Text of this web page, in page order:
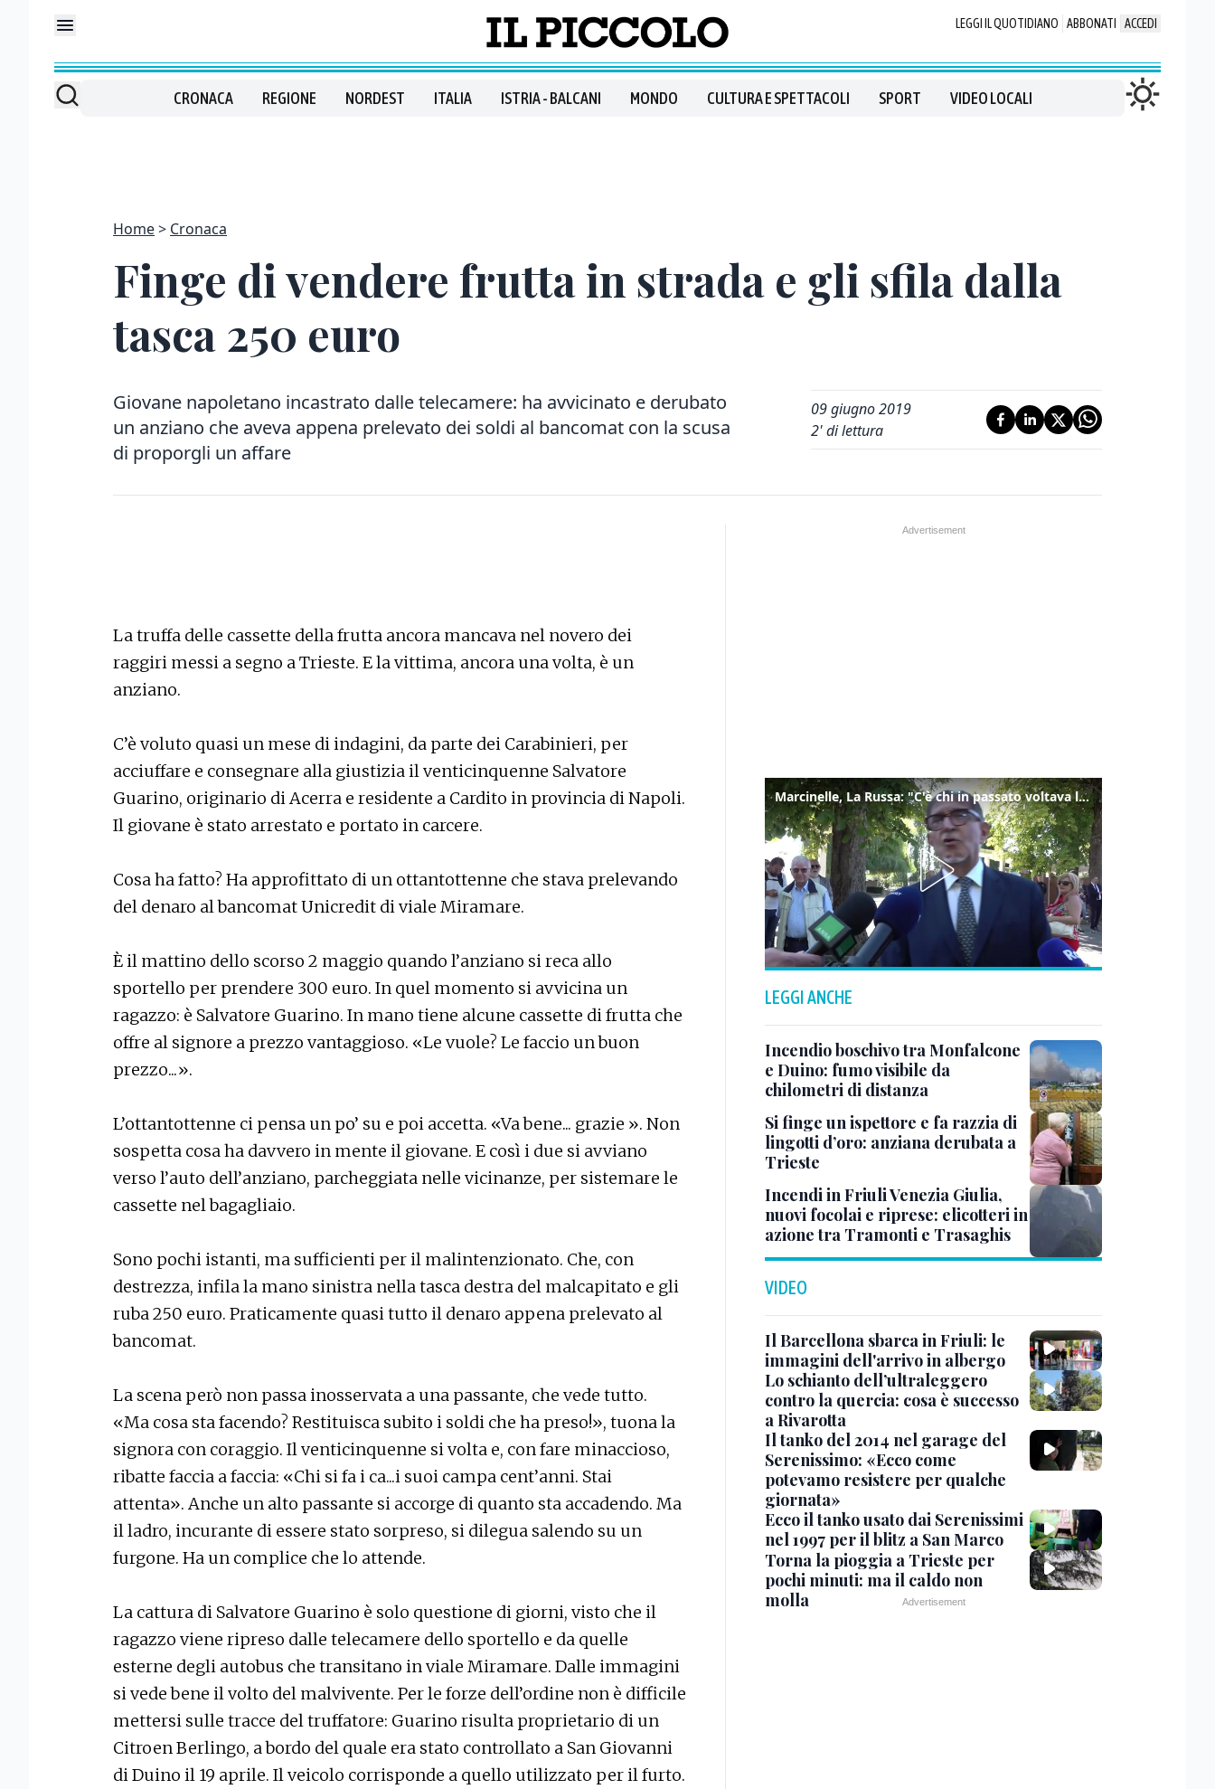
LEGGI IL QUOTIDIANO ABBONATI ACCEDI
CRONACA REGIONE NORDEST ITALIA ISTRIA - BALCANI MONDO CULTURA E SPETTACOLI SPORT VIDEO LOCALI
Home Cronaca
Finge di vendere frutta in strada e gli sfila dalla
tasca 250 euro
Giovane napoletano incastrato dalle telecamere: ha avvicinato e derubato
un anziano che aveva appena prelevato dei soldi al bancomat con la scusa
di proporgli un affare
09 giugno 2019
2' di lettura
La truffa delle cassette della frutta ancora mancava nel novero dei
raggiri messi a segno a Trieste. E la vittima, ancora una volta, è un
anziano.
C’è voluto quasi un mese di indagini, da parte dei Carabinieri, per
acciuffare e consegnare alla giustizia il venticinquenne Salvatore
Guarino, originario di Acerra e residente a Cardito in provincia di Napoli.
Il giovane è stato arrestato e portato in carcere.
Cosa ha fatto? Ha approfittato di un ottantottenne che stava prelevando
del denaro al bancomat Unicredit di viale Miramare.
È il mattino dello scorso 2 maggio quando l’anziano si reca allo
sportello per prendere 300 euro. In quel momento si avvicina un
ragazzo: è Salvatore Guarino. In mano tiene alcune cassette di frutta che
offre al signore a prezzo vantaggioso. «Le vuole? Le faccio un buon
prezzo...».
L’ottantottenne ci pensa un po’ su e poi accetta. «Va bene... grazie ». Non
sospetta cosa ha davvero in mente il giovane. E così i due si avviano
verso l’auto dell’anziano, parcheggiata nelle vicinanze, per sistemare le
cassette nel bagagliaio.
Sono pochi istanti, ma sufficienti per il malintenzionato. Che, con
destrezza, infila la mano sinistra nella tasca destra del malcapitato e gli
ruba 250 euro. Praticamente quasi tutto il denaro appena prelevato al
bancomat.
La scena però non passa inosservata a una passante, che vede tutto.
«Ma cosa sta facendo? Restituisca subito i soldi che ha preso!», tuona la
signora con coraggio. Il venticinquenne si volta e, con fare minaccioso,
ribatte faccia a faccia: «Chi si fa i ca...i suoi campa cent’anni. Stai
attenta». Anche un alto passante si accorge di quanto sta accadendo. Ma
il ladro, incurante di essere stato sorpreso, si dilegua salendo su un
furgone. Ha un complice che lo attende.
La cattura di Salvatore Guarino è solo questione di giorni, visto che il
ragazzo viene ripreso dalle telecamere dello sportello e da quelle
esterne degli autobus che transitano in viale Miramare. Dalle immagini
si vede bene il volto del malvivente. Per le forze dell’ordine non è difficile
mettersi sulle tracce del truffatore: Guarino risulta proprietario di un
Citroen Berlingo, a bordo del quale era stato controllato a San Giovanni
di Duino il 19 aprile. Il veicolo corrisponde a quello utilizzato per il furto.
Marcinelle, La Russa: "C'è chi in passato voltava le spalle a Marcinelle"
LEGGI ANCHE
Incendio boschivo tra Monfalcone
e Duino: fumo visibile da
chilometri di distanza
Si finge un ispettore e fa razzia di
lingotti d’oro: anziana derubata a
Trieste
Incendi in Friuli Venezia Giulia,
nuovi focolai e riprese: elicotteri in
azione tra Tramonti e Trasaghis
VIDEO
Il Barcellona sbarca in Friuli: le
immagini dell'arrivo in albergo
Lo schianto dell’ultraleggero
contro la quercia: cosa è successo
a Rivarotta
Il tanko del 2014 nel garage del
Serenissimo: «Ecco come
potevamo resistere per qualche
giornata»
Ecco il tanko usato dai Serenissimi
nel 1997 per il blitz a San Marco
Torna la pioggia a Trieste per
pochi minuti: ma il caldo non
molla